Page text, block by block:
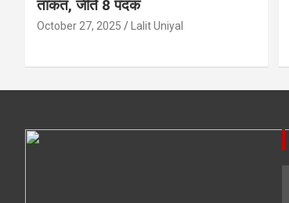
ताकत, जीते 8 पदक
October 27, 2025 Lalit Uniyal